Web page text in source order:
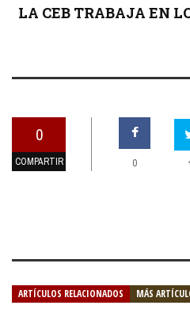
LA CEB TRABAJA EN
0
COMPARTIR 0
ARTÍCULOS RELACIONADOS MÁS